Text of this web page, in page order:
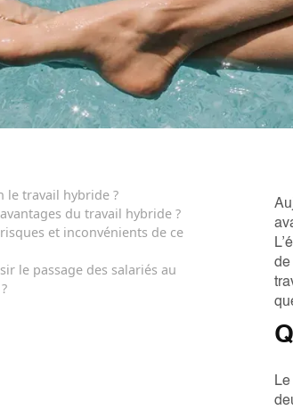
le travail hybride ?
du travail hybride ?
et inconvénients de ce
le passage des salariés au
de